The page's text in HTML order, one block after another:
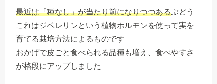
最近は「種なし」が当たり前になりつつあるぶどう
これはジベレリンという植物ホルモンを使って実を
育てる栽培方法によるものです
おかげで皮ごと食べられる品種も増え、食べやすさ
が格段にアップしました